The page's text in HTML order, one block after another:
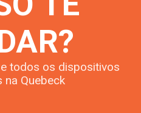
todos os dispositivos
na Quebeck